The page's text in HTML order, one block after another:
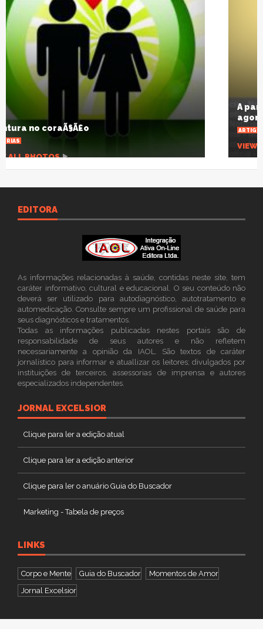
A pandemia que desnuda um planeta
agonizante
ARTIGOS
EDITORA
As informações relacionadas à saúde, contidas neste site, tem
caráter informativo, cultural e educacional. O seu conteúdo não
deverá ser utilizado para autodiagnóstico, autotratamento e
automedicação. Consulte sempre um profissional de saúde para
seus diagnósticos e tratamentos.
Todas as informações publicadas nestes portais são de
responsabilidade de seus autores e não refletem
necessariamente a opinião da IAOL. São textos de caráter
jornalístico para informar e atuallizar os leitores; divulgados por
instituições de terceiros, assessorias de imprensa e autores
especializados independentes.
JORNAL EXCELSIOR
Clique para ler a edição atual
Clique para ler a edição anterior
Clique para ler o anuário Guia do Buscador
Marketing - Tabela de preços
LINKS
Corpo e Mente Guia do Buscador
Momentos de Amor
Jornal Excelsior